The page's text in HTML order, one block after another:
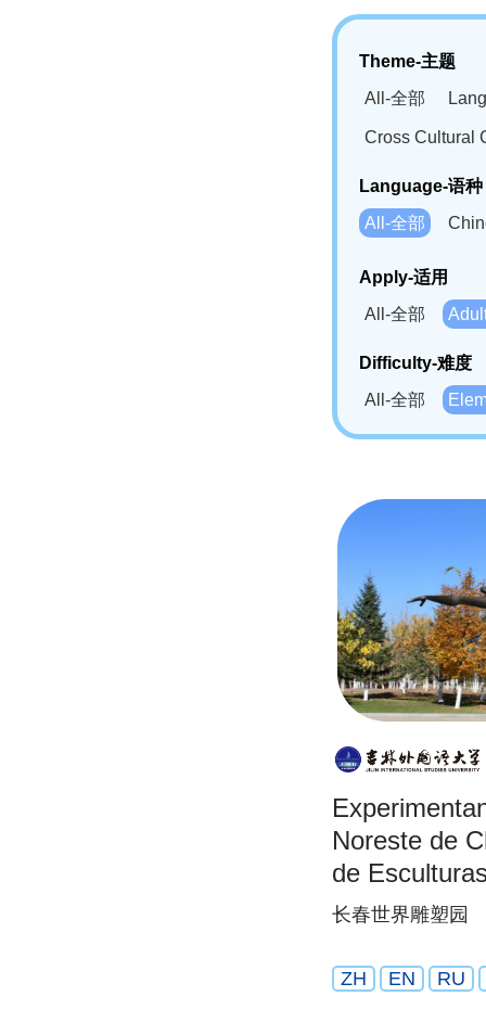
Theme-主题
All-全部
Cross Cultural
Language-语种
All-全部
Bahasa
Swahili(SW)-
Apply-适用
All-全部
Difficulty-难度
All-全部
Noreste de
de
长春世界雕塑园
ZH EN RU